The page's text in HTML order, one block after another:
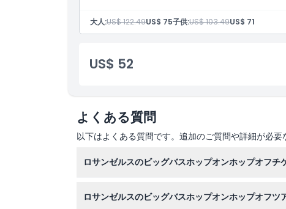
大人:US$ 122.49US$ 75子供:US$ 103.49US$ 71
US$ 52
よくある質問
以下はよくある質問です。追加のご質問や詳細が必
ロサンゼルスのビッグバスホップオンホップオフチ
手順に従ってください。
ロサンゼルスのビッグバスホップオンホップオフツ